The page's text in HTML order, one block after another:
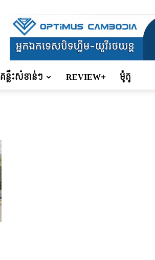
គន្លឹះសំខាន់ៗ REVIEW+ ម៉ូតូ